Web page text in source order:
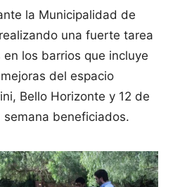
la Municipalidad de
una fuerte tarea
los barrios que incluye
del espacio
Bello Horizonte y 12 de
beneficiados.